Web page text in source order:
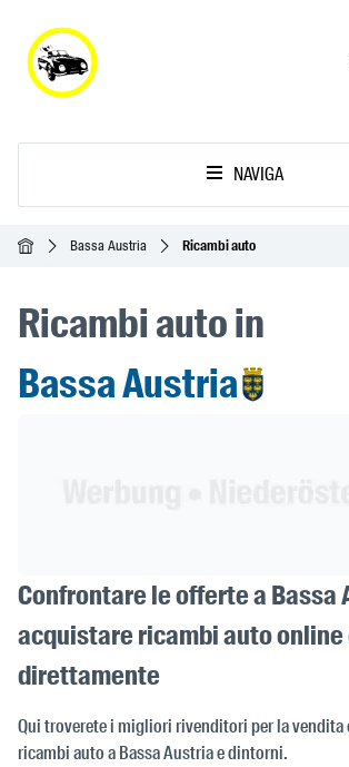
NAVIGA
Home Bassa Austria Ricambi auto
Ricambi auto in
Bassa Austria
Confrontare le offerte a Bassa
acquistare ricambi auto online
direttamente
Qui troverete i migliori rivenditori per la vendita
ricambi auto a Bassa Austria e dintorni.